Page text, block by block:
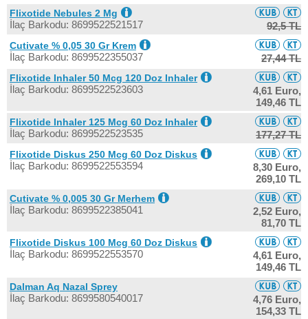
Flixotide Nebules 2 Mg
İlaç Barkodu: 8699522521517 92,5 TL
Cutivate % 0,05 30 Gr Krem
İlaç Barkodu: 8699522355037 27,44 TL
Flixotide Inhaler 50 Mcg 120 Doz Inhaler
İlaç Barkodu: 8699522523603
4,61 Euro,
149,46 TL
Flixotide Inhaler 125 Mcg 60 Doz Inhaler
İlaç Barkodu: 8699522523535 177,27 TL
Flixotide Diskus 250 Mcg 60 Doz Diskus
İlaç Barkodu: 8699522553594
8,30 Euro,
269,10 TL
Cutivate % 0,005 30 Gr Merhem
İlaç Barkodu: 8699522385041
2,52 Euro,
81,70 TL
Flixotide Diskus 100 Mcg 60 Doz Diskus
İlaç Barkodu: 8699522553570
4,61 Euro,
149,46 TL
Dalman Aq Nazal Sprey
İlaç Barkodu: 8699580540017
4,76 Euro,
154,33 TL